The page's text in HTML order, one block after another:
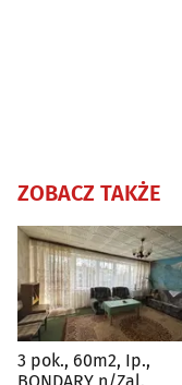
ZOBACZ TAKŻE
3 pok., 60m2, Ip.,